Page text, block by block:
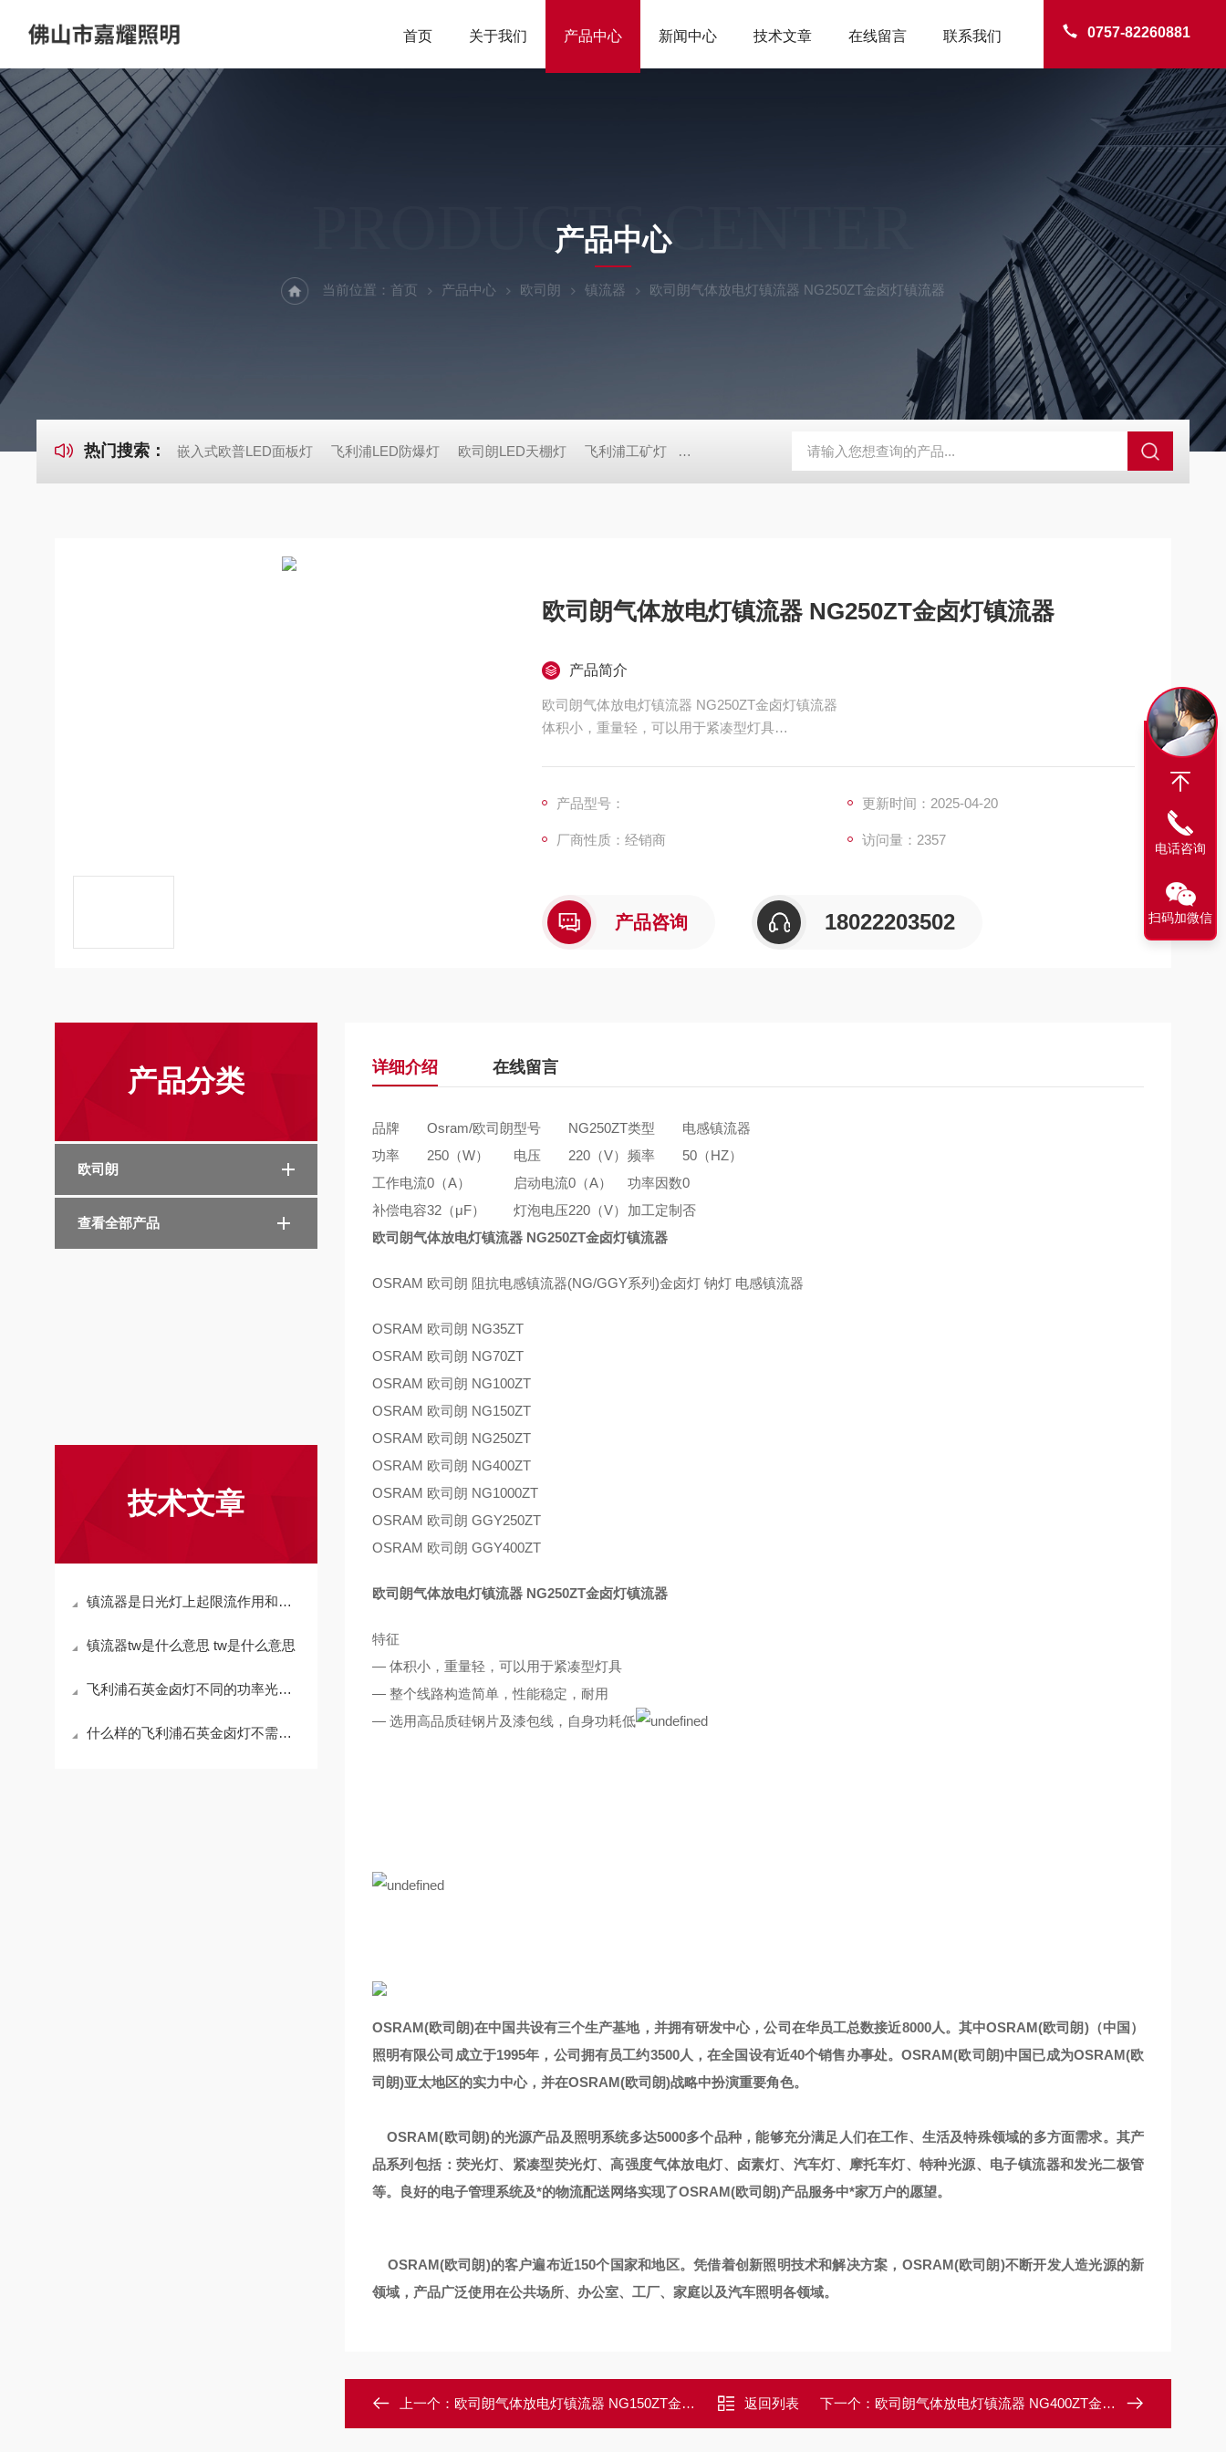
0757-82260881
首页 关于我们 产品中心 新闻中心 技术文章 在线留言 联系我们
PRODUCTS CENTER
产品中心
当前位置： 首页 产品中心 欧司朗 镇流器 欧司朗气体放电灯镇流器 NG250ZT金卤灯镇流器
热门搜索： 嵌入式欧普LED面板灯 飞利浦LED防爆灯 欧司朗LED天棚灯 飞利浦工矿灯 消防应急雷士双头应急灯 LS-ZFZD-E3WSA/XFZ-Y3SSAD 佛山照明LED泛光灯 明欣
欧司朗气体放电灯镇流器 NG250ZT金卤灯镇流器
产品简介
欧司朗气体放电灯镇流器 NG250ZT金卤灯镇流器
体积小，重量轻，可以用于紧凑型灯具
产品型号：
更新时间：2025-04-20
厂商性质：经销商 访问量：2357
产品咨询 18022203502
产品分类
欧司朗
查看全部产品
技术文章
镇流器是日光灯上起限流作用和产生瞬间高压的设备
镇流器tw是什么意思 tw是什么意思
飞利浦石英金卤灯不同的功率光源对应不同功率的镇流器
什么样的飞利浦石英金卤灯不需要配镇流器
详细介绍 在线留言
品牌 Osram/欧司朗型号 NG250ZT类型
电感镇流器
功率
250（W） 电压 220（V） 频率
50（HZ）
工作电流0（A） 启动电流0（A） 功率因数0
补偿电容32（μF） 灯泡电压220（V） 加工定制 否
欧司朗气体放电灯镇流器 NG250ZT金卤灯镇流器
OSRAM 欧司朗 阻抗电感镇流器(NG/GGY系列)金卤灯 钠灯 电感镇流器
OSRAM 欧司朗 NG35ZT
OSRAM 欧司朗 NG70ZT
OSRAM 欧司朗 NG100ZT
OSRAM 欧司朗 NG150ZT
OSRAM 欧司朗 NG250ZT
OSRAM 欧司朗 NG400ZT
OSRAM 欧司朗 NG1000ZT
OSRAM 欧司朗 GGY250ZT
OSRAM 欧司朗 GGY400ZT
欧司朗气体放电灯镇流器 NG250ZT金卤灯镇流器
特征
— 体积小，重量轻，可以用于紧凑型灯具
— 整个线路构造简单，性能稳定，耐用
— 选用高品质硅钢片及漆包线，自身功耗低
OSRAM(欧司朗)在中国共设有三个生产基地，并拥有研发中心，公司在华员工总数接近8000人。其中OSRAM(欧司朗)（中国）
照明有限公司成立于1995年，公司拥有员工约3500人，在全国设有近40个销售办事处。OSRAM(欧司朗)中国已成为OSRAM(欧
司朗)亚太地区的实力中心，并在OSRAM(欧司朗)战略中扮演重要角色。
OSRAM(欧司朗)的光源产品及照明系统多达5000多个品种，能够充分满足人们在工作、生活及特殊领域的多方面需求。其产
品系列包括：荧光灯、紧凑型荧光灯、高强度气体放电灯、卤素灯、汽车灯、摩托车灯、特种光源、电子镇流器和发光二极管
等。良好的电子管理系统及*的物流配送网络实现了OSRAM(欧司朗)产品服务中*家万户的愿望。
OSRAM(欧司朗)的客户遍布近150个国家和地区。凭借着创新照明技术和解决方案，OSRAM(欧司朗)不断开发人造光源的新
领域，产品广泛使用在公共场所、办公室、工厂、家庭以及汽车照明各领域。
上一个： 欧司朗气体放电灯镇流器 NG150ZT金卤灯镇流器 返回列表 下一个： 欧司朗气体放电灯镇流器 NG400ZT金卤灯镇流器
电话咨询
扫码加微信